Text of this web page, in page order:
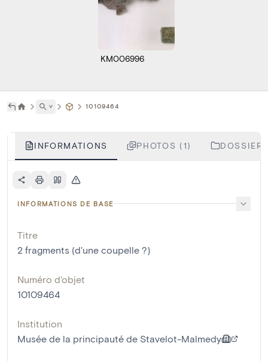
KM006996
˅ 10109464
INFORMATIONS PHOTOS (1)
INFORMATIONS DE BASE
Titre
2 fragments (d'une coupelle ?)
Numéro d'objet
10109464
Institution
Musée de la principauté de Stavelot-Malmedy